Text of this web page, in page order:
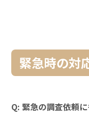
緊急時の対
Q: 緊急の調査依頼